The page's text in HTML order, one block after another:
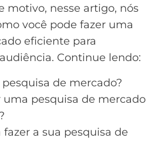
motivo, nesse artigo, nós
você pode fazer uma
eficiente para
Continue lendo:
de mercado?
uma pesquisa de mercado
fazer a sua pesquisa de